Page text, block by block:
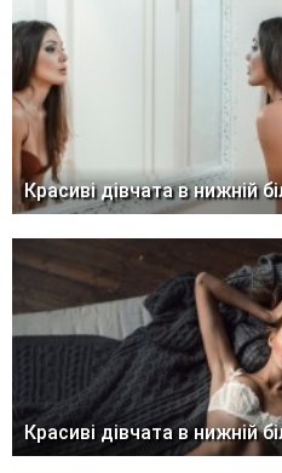
Красиві дівчата в нижній
Красиві дівчата в нижній